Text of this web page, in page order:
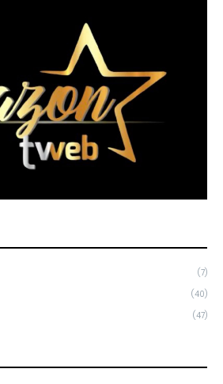
(7)
(40)
(47)